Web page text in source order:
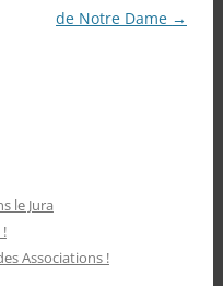
de Notre Dame →
le Jura
Associations !